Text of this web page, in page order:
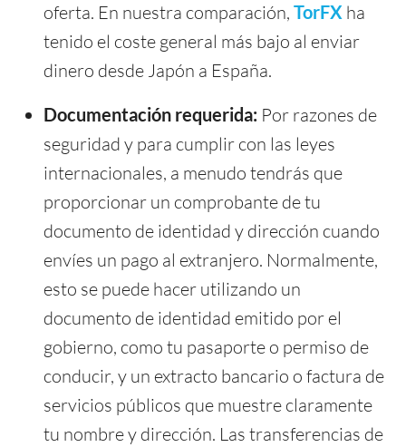
oferta. En nuestra comparación, TorFX ha
tenido el coste general más bajo al enviar
dinero desde Japón a España.
Documentación requerida: Por razones de
seguridad y para cumplir con las leyes
internacionales, a menudo tendrás que
proporcionar un comprobante de tu
documento de identidad y dirección cuando
envíes un pago al extranjero. Normalmente,
esto se puede hacer utilizando un
documento de identidad emitido por el
gobierno, como tu pasaporte o permiso de
conducir, y un extracto bancario o factura de
servicios públicos que muestre claramente
tu nombre y dirección. Las transferencias de